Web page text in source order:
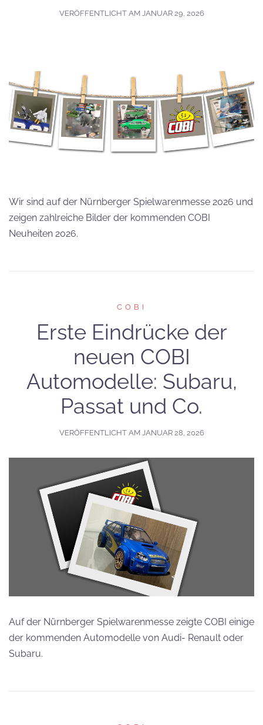
VERÖFFENTLICHT AM JANUAR 29, 2026
Wir sind auf der Nürnberger Spielwarenmesse 2026 und
zeigen zahlreiche Bilder der kommenden COBI
Neuheiten 2026.
COBI
Erste Eindrücke der
neuen COBI
Automodelle: Subaru,
Passat und Co.
VERÖFFENTLICHT AM JANUAR 28, 2026
Auf der Nürnberger Spielwarenmesse zeigte COBI einige
der kommenden Automodelle von Audi- Renault oder
Subaru.